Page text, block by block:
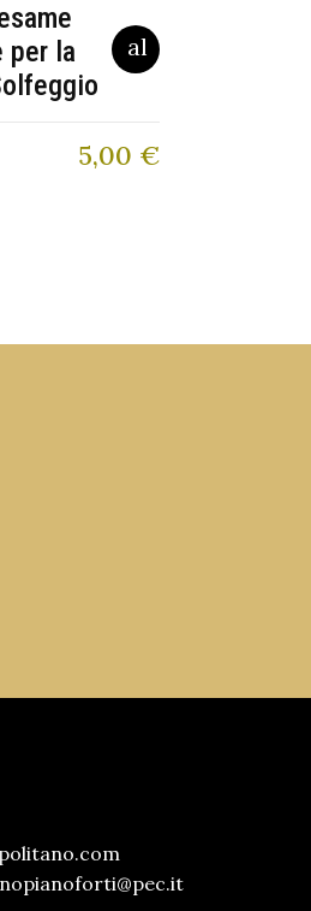
per la
5,00 €